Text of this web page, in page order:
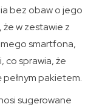
bez obaw o jego
w zestawie z
smartfona,
co sprawia, że
pełnym pakietem.
sugerowane